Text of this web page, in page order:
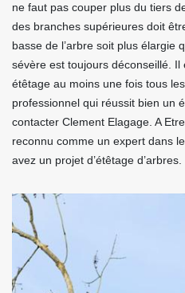
ne faut pas couper plus du tiers
des branches supérieures doit
basse de l’arbre soit plus élargie
sévère est toujours déconseillé.
étêtage au moins une fois tous
professionnel qui réussit bien un
contacter Clement Elagage. A
reconnu comme un expert dans
avez un projet d’étêtage d’arbres.